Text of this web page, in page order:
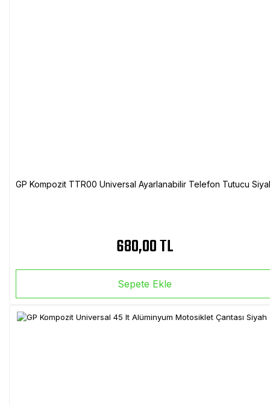
GP Kompozit TTR00 Universal Ayarlanabilir Telefon Tutucu
680,00 TL
Sepete Ekle